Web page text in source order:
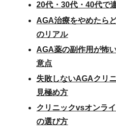
20代・30代・40代で
AGA治療をやめたら
のリアル
AGA薬の副作用が怖
意点
失敗しないAGAクリ
見極め方
クリニックvsオンラ
の選び方